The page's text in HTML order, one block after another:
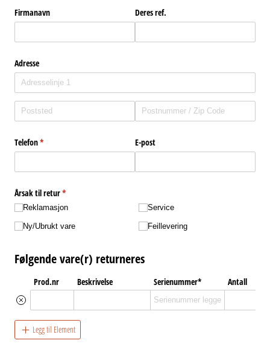
Motor/Styring
Fortøyning
Fritid/Sikkerhet
Seil
Nyheter